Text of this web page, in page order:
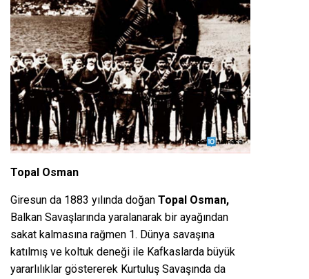
Topal Osman
Giresun da 1883 yılında doğan Topal Osman,
Balkan Savaşlarında yaralanarak bir ayağından
sakat kalmasına rağmen 1. Dünya savaşına
katılmış ve koltuk deneği ile Kafkaslarda büyük
yararlılıklar göstererek Kurtuluş Savaşında da